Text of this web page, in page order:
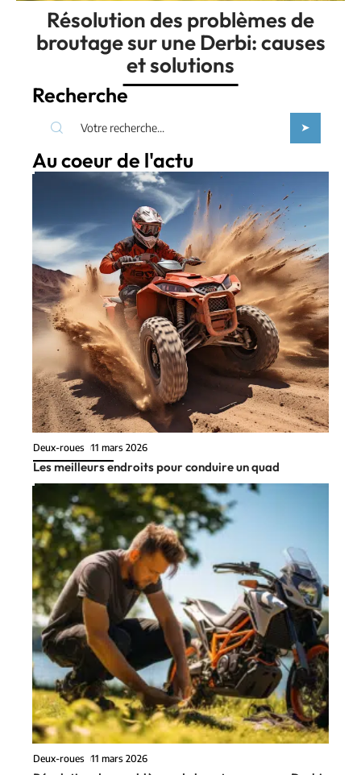
Résolution des problèmes de
broutage sur une Derbi: causes
et solutions
Recherche
Au coeur de l'actu
Deux-roues 11 mars 2026
Les meilleurs endroits pour conduire un quad
Deux-roues 11 mars 2026